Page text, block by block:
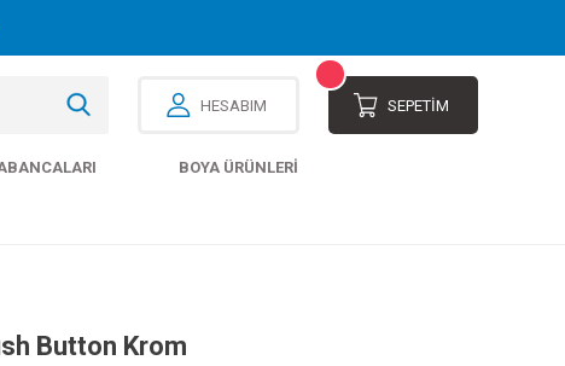
HESABIM SEPETİM
BOYA ÜRÜNLERI
Button Krom